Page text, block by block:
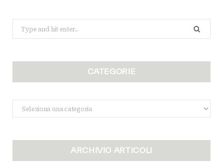
for:
CATEGORIE
Categorie
ARCHIVIO ARTICOLI